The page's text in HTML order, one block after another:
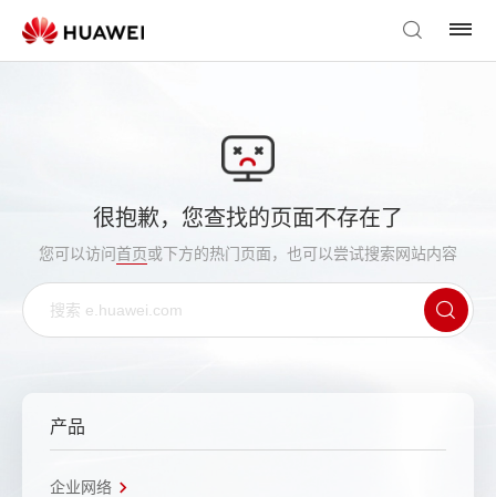
很抱歉，您查找的页面不存在了
您可以访问首页或下方的热门页面，也可以尝试搜索网站内容
产品
企业网络